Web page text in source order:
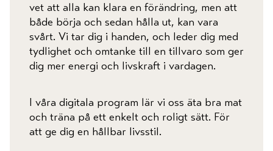
vet att alla kan klara en förändring, men att
både börja och sedan hålla ut, kan vara
svårt. Vi tar dig i handen, och leder dig med
tydlighet och omtanke till en tillvaro som ger
dig mer energi och livskraft i vardagen.
I våra digitala program lär vi oss äta bra mat
och träna på ett enkelt och roligt sätt. För
att ge dig en hållbar livsstil.